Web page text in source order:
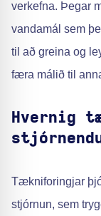
verkefna. Þegar
vandamál sem
til að greina og
færa málið til
Hvernig
Tækniforingjar
stjórnun, sem